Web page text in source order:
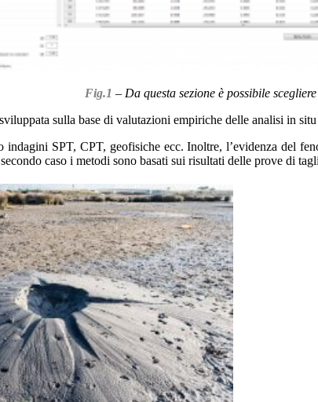
Fig.1 – Da questa sezione è possibile
sulla base di valutazioni empiriche delle analisi in
indagini SPT, CPT, geofisiche ecc. Inoltre, l’evidenza del
caso i metodi sono basati sui risultati delle prove di